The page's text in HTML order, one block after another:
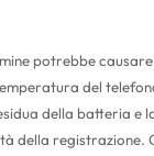
potrebbe
del
della batteria e
della registrazione.